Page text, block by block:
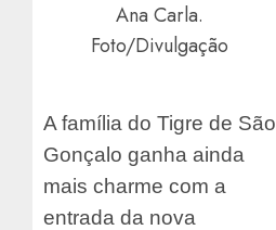
Ana Carla.
Foto/Divulgação
A família do Tigre de São
Gonçalo ganha ainda
mais charme com a
entrada da nova